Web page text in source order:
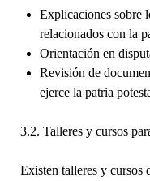
Explicaciones sobre
relacionados con la
Orientación en
Revisión de
ejerce la patria
3.2. Talleres y cursos
Existen talleres y cursos